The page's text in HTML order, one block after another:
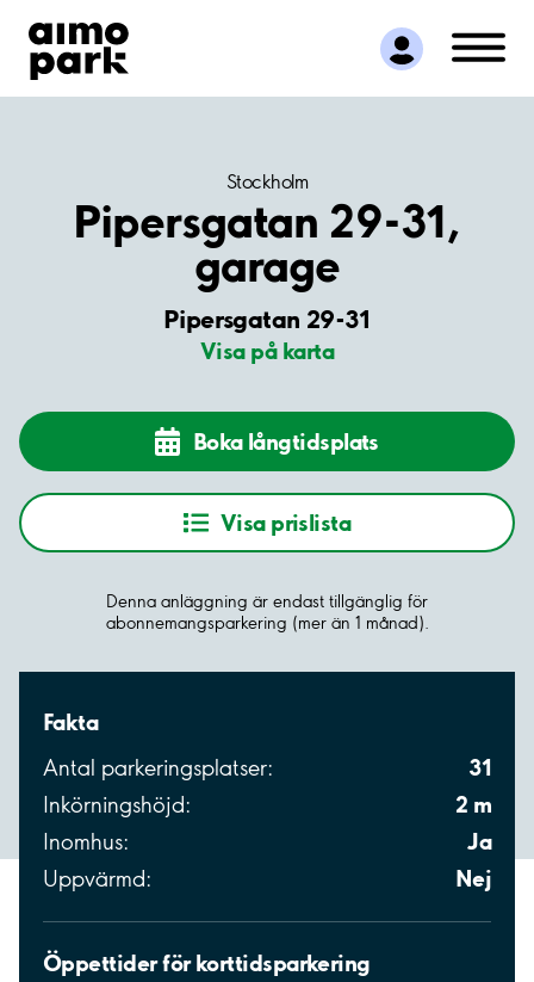
Hitta parkering
Samarbete
Kundservice
Stockholm
Pipersgatan 29-31,
garage
Pipersgatan 29-31
Visa på karta
Boka långtidsplats
Visa prislista
Denna anläggning är endast tillgänglig för
abonnemangsparkering (mer än 1 månad).
Fakta
Antal parkeringsplatser: 31
Inkörningshöjd: 2 m
Inomhus: Ja
Uppvärmd: Nej
Öppettider för korttidsparkering